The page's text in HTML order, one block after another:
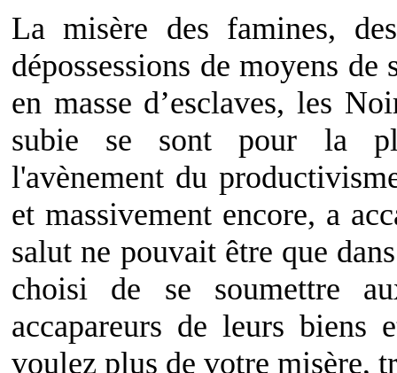
La misère des famines,
dépossessions de moyens de
en masse d’esclaves, les
subie se sont pour la
l'avènement du
et massivement encore, a
salut ne pouvait être que
choisi de se soumettre
accapareurs de leurs
voulez plus de votre misère,